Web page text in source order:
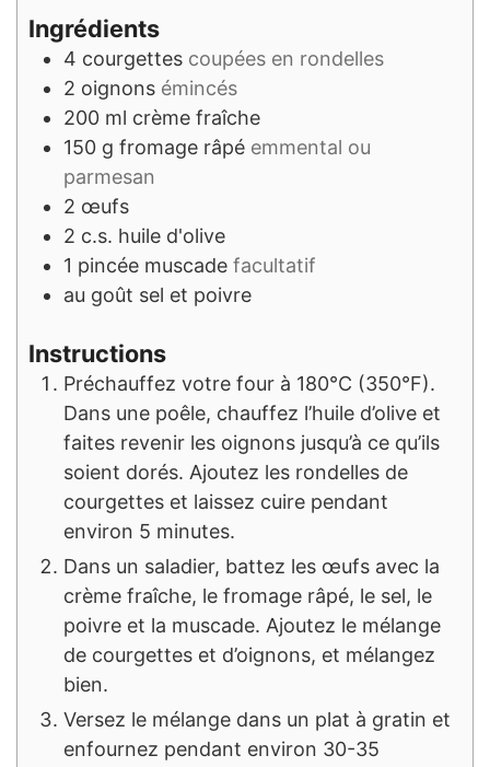
Ingrédients
4 courgettes coupées en rondelles
2 oignons émincés
200 ml crème fraîche
150 g fromage râpé emmental ou
parmesan
2 œufs
2 c.s. huile d'olive
1 pincée muscade facultatif
au goût sel et poivre
Instructions
Préchauffez votre four à 180°C (350°F).
Dans une poêle, chauffez l’huile d’olive et
faites revenir les oignons jusqu’à ce qu’ils
soient dorés. Ajoutez les rondelles de
courgettes et laissez cuire pendant
environ 5 minutes.
Dans un saladier, battez les œufs avec la
crème fraîche, le fromage râpé, le sel, le
poivre et la muscade. Ajoutez le mélange
de courgettes et d’oignons, et mélangez
bien.
Versez le mélange dans un plat à gratin et
enfournez pendant environ 30-35